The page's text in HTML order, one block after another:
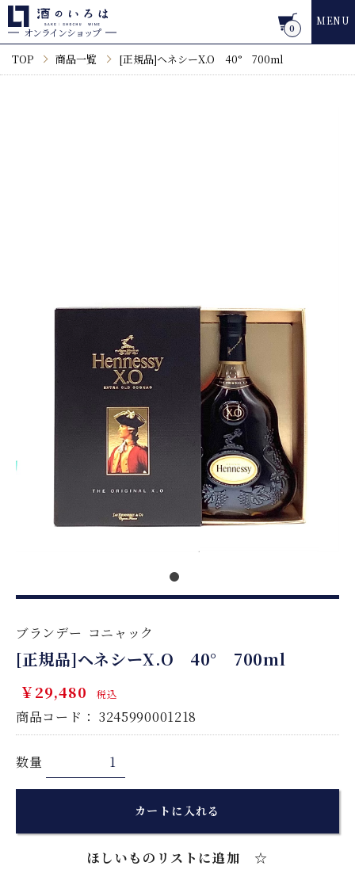
0
MENU
オンラインショップ
TOP 商品一覧 [正規品]ヘネシーX.O 40° 700ml
ブランデー コニャック
[正規品]ヘネシーX.O 40° 700ml
￥29,480 税込
商品コード： 3245990001218
数量
カートに入れる
ほしいものリストに追加 ☆